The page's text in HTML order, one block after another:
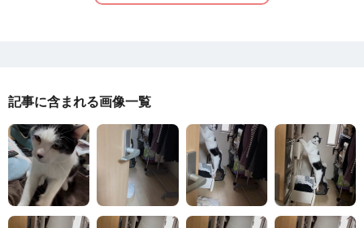
記事に含まれる画像一覧